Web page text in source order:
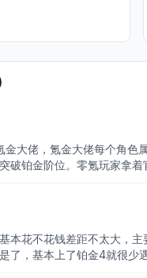
大佬，氪金大佬每个角
铂金阶位。零氪玩家拿
花不花钱差距不太大，
，基本上了铂金4就很